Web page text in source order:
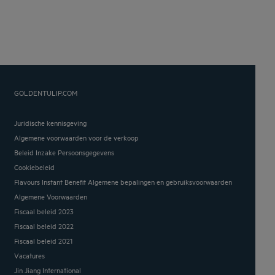
GOLDENTULIP.COM
Juridische kennisgeving
Algemene voorwaarden voor de verkoop
Beleid Inzake Persoonsgegevens
Cookiebeleid
Flavours Instant Benefit Algemene bepalingen en gebruiksvoorwaarden
Algemene Voorwaarden
Fiscaal beleid 2023
Fiscaal beleid 2022
Fiscaal beleid 2021
Vacatures
Jin Jiang International